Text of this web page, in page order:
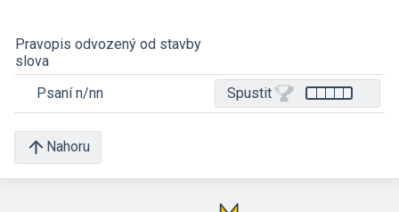
Pravopis odvozený od stavby
slova
Psaní n/nn
Spustit
Nahoru